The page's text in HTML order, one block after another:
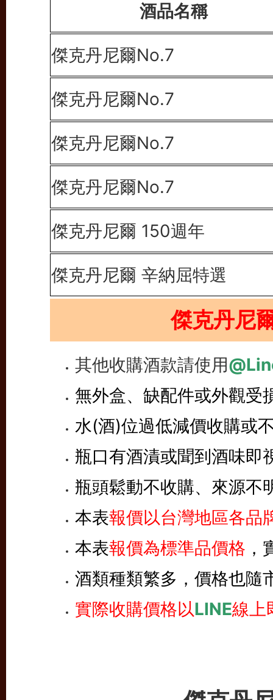
酒品名稱
傑克丹尼爾No.7
傑克丹尼爾No.7
傑克丹尼爾No.7
傑克丹尼爾No.7
傑克丹尼爾 150週年
傑克丹尼爾 辛納屈特選
傑克丹尼
其他收購酒款請使用
無外盒、缺配件或外觀受
水(酒)位過低減價收購或
瓶口有酒漬或聞到酒味即
瓶頭鬆動不收購、來源不
本表報價以台灣地區各品
本表報價為標準品價格
酒類種類繁多，價格也隨
實際收購價格以LINE線上